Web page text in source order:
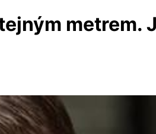
metrem.